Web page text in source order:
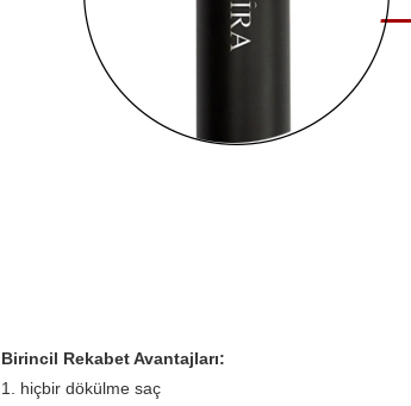
Birincil Rekabet Avantajları:
1. hiçbir dökülme saç